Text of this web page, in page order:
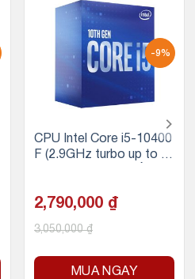
-9%
CPU Intel Core i5-10400
F (2.9GHz turbo up to 4.
ket Intel LGA 1200
2,790,000 ₫
3,050,000₫
MUA NGAY